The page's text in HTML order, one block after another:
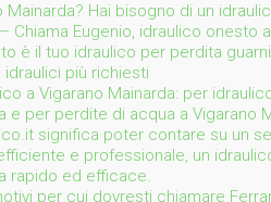
Mainarda? Hai bisogno di un
Chiama Eugenio, idraulico onesto
è il tuo idraulico per perdita
più richiesti
a Vigarano Mainarda: per
e per perdite di acqua a Vigarano
significa poter contare su un
e professionale, un
rapido ed efficace.
per cui dovresti chiamare